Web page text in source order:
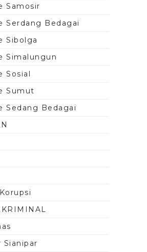
Samosir
Serdang Bedagai
Sibolga
Simalungun
Sosial
Sumut
Sedang Bedagai
Sianipar